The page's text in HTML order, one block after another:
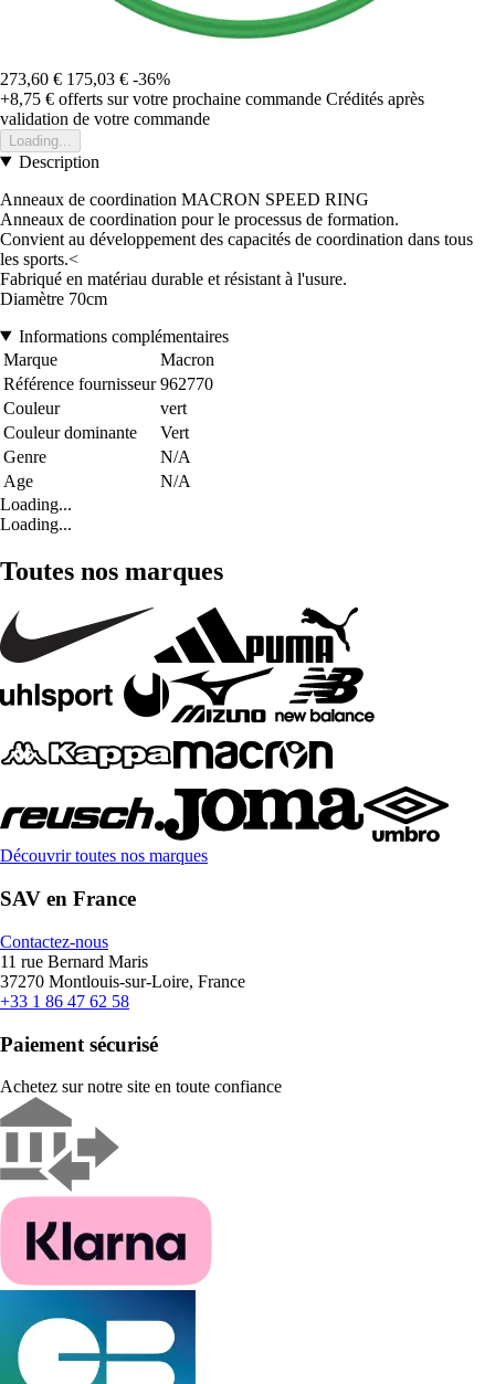
273,60 € 175,03 € -36%
+8,75 € offerts sur votre prochaine commande Crédités après
validation de votre commande
Loading...
Description
Anneaux de coordination MACRON SPEED RING
Anneaux de coordination pour le processus de formation.
Convient au développement des capacités de coordination dans tous
les sports.<
Fabriqué en matériau durable et résistant à l'usure.
Diamètre 70cm
Informations complémentaires
Marque
Macron
Référence fournisseur 962770
Couleur
vert
Couleur dominante
Vert
Genre
N/A
Age
N/A
Loading...
Loading...
Toutes nos marques
Découvrir toutes nos marques
SAV en France
Contactez-nous
11 rue Bernard Maris
37270 Montlouis-sur-Loire, France
+33 1 86 47 62 58
Paiement sécurisé
Achetez sur notre site en toute confiance